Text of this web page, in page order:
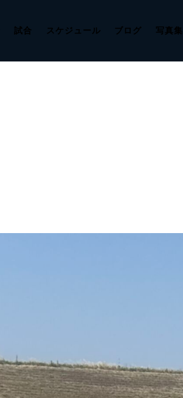
試合 スケジュール ブログ 写真集